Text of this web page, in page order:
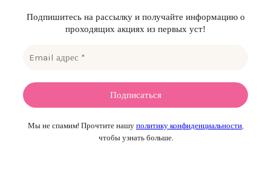
Подпишитесь на рассылку и получайте информацию о
проходящих акциях из первых уст!
Мы не спамим! Прочтите нашу политику конфиденциальности
чтобы узнать больше.